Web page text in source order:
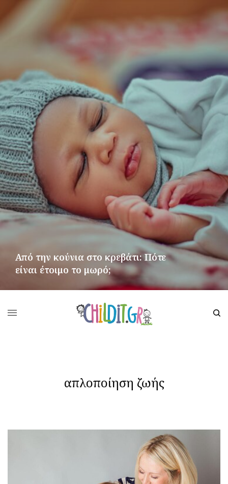
Από την κούνια στο κρεβάτι: Πότε
είναι έτοιμο το μωρό;
απλοποίηση ζωής